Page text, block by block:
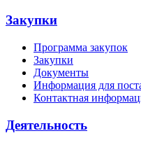
Закупки
Программа закупок
Закупки
Документы
Информация для
Контактная
Деятельность